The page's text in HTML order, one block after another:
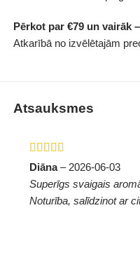
Pērkot par €79 un vairāk
Atkarībā no izvēlētajām
Atsauksmes
Novērtēts ar
Diāna– 2026-06-03
Superīgs svaigais
Noturība, salīdzinot ar